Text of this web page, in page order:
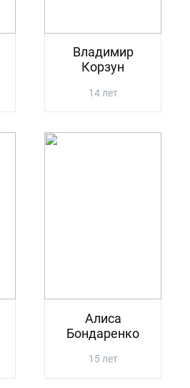
Владимир
Корзун
14 лет
Алиса
Бондаренко
15 лет